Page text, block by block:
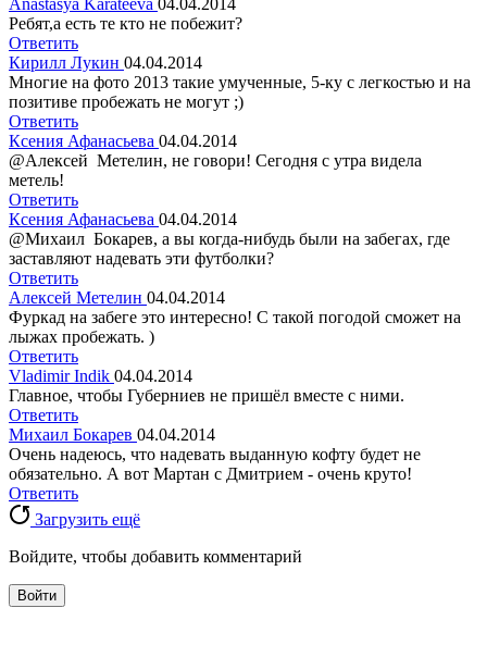
Ребят,а есть те кто не побежит?
Ответить
Кирилл Лукин 04.04.2014
Многие на фото 2013 такие умученные, 5-ку с легкостью и на
позитиве пробежать не могут ;)
Ответить
Ксения Афанасьева 04.04.2014
@Алексей Метелин, не говори! Сегодня с утра видела
метель!
Ответить
Ксения Афанасьева 04.04.2014
@Михаил Бокарев, а вы когда-нибудь были на забегах, где
заставляют надевать эти футболки?
Ответить
Алексей Метелин 04.04.2014
Фуркад на забеге это интересно! С такой погодой сможет на
лыжах пробежать. )
Ответить
Vladimir Indik 04.04.2014
Главное, чтобы Губерниев не пришёл вместе с ними.
Ответить
Михаил Бокарев 04.04.2014
Очень надеюсь, что надевать выданную кофту будет не
обязательно. А вот Мартан с Дмитрием - очень круто!
Ответить
Загрузить ещё
Войдите, чтобы добавить комментарий
Войти